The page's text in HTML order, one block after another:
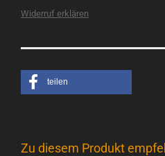
Widerruf erklären
teilen
Zu diesem Produkt